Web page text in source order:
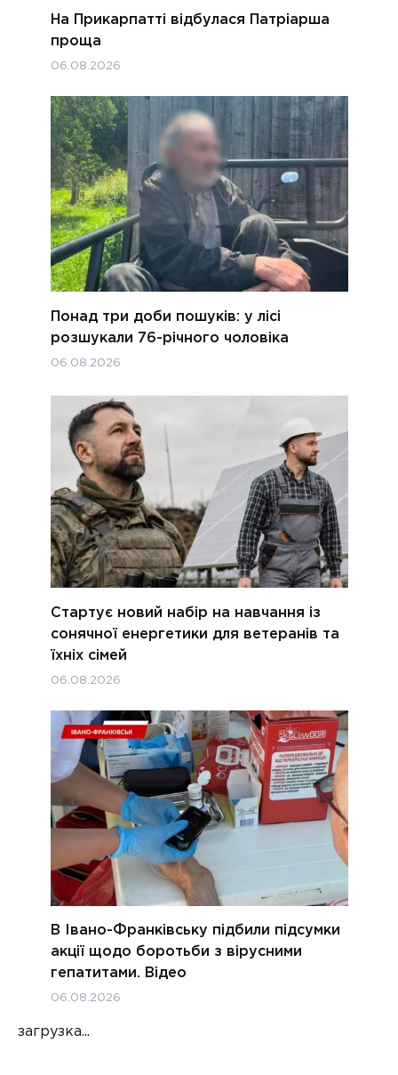
На Прикарпатті відбулася Патріарша
проща
06.08.2026
Понад три доби пошуків: у лісі
розшукали 76-річного чоловіка
06.08.2026
Стартує новий набір на навчання із
сонячної енергетики для ветеранів та
їхніх сімей
06.08.2026
В Івано-Франківську підбили підсумки
акції щодо боротьби з вірусними
гепатитами. Відео
06.08.2026
загрузка...